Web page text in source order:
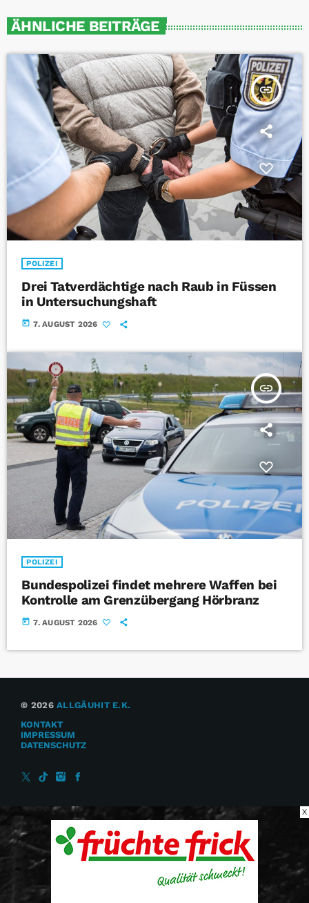
ÄHNLICHE BEITRÄGE
insert_link
POLIZEI
Drei Tatverdächtige nach Raub in Füssen
in Untersuchungshaft
today 7. AUGUST 2026
insert_link
POLIZEI
Bundespolizei findet mehrere Waffen bei
Kontrolle am Grenzübergang Hörbranz
today 7. AUGUST 2026
© 2026ALLGÄUHIT E.K.
KONTAKT
IMPRESSUM
DATENSCHUTZ
X